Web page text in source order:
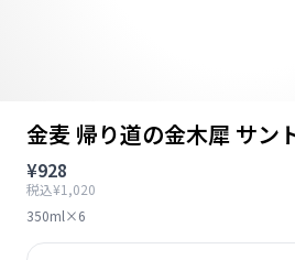
金麦 帰り道の金木犀 サン
¥928
税込¥1,020
350ml×6